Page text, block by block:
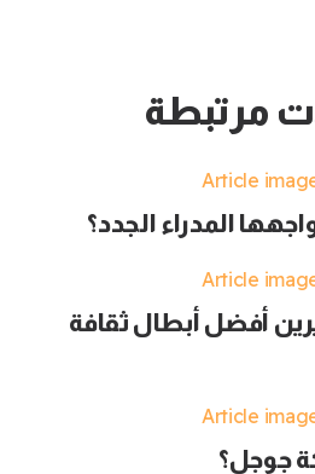
مرتبطة
المدراء الجدد؟
أفضل أبطال ثقافة
جوجل؟